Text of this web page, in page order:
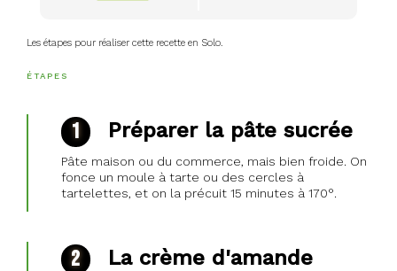
Les étapes pour réaliser cette recette en Solo.
ÉTAPES
Préparer la pâte sucrée
Pâte maison ou du commerce, mais bien froide. On
fonce un moule à tarte ou des cercles à
tartelettes, et on la précuit 15 minutes à 170°.
La crème d'amande